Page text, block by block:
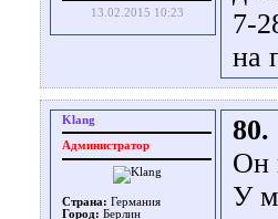
13.02.2015 10:23
7-
на
Klang
Администратор
Страна: Германия
Город: Берлин
80.
Он
У